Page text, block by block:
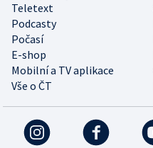
Teletext
Podcasty
Počasí
E-shop
Mobilní a TV aplikace
Vše o ČT